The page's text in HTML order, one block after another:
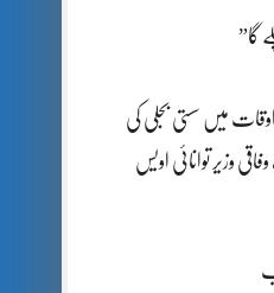
گا”
میں سستی بجلی کی
وزیر توانائی اویس